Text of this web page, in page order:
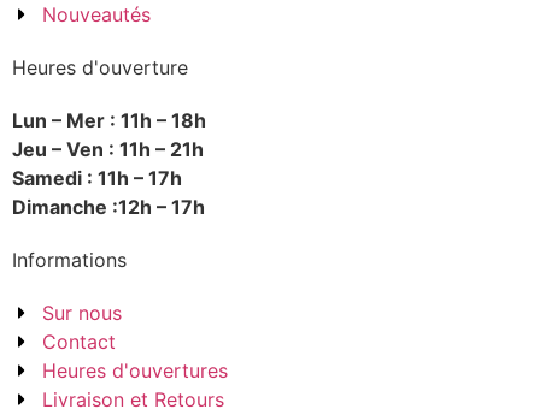
Nouveautés
Heures d'ouverture
Lun – Mer : 11h – 18h
Jeu – Ven : 11h – 21h
Samedi : 11h – 17h
Dimanche :12h – 17h
Informations
Sur nous
Contact
Heures d'ouvertures
Livraison et Retours